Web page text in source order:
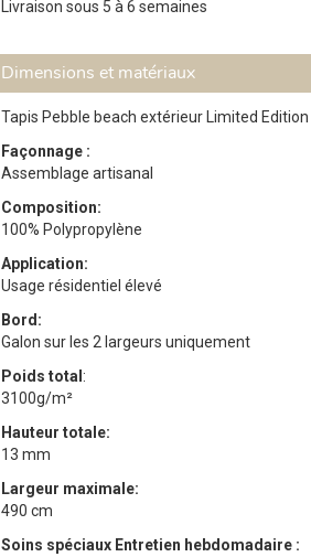
Livraison sous 5 à 6 semaines
Dimensions et matériaux
Tapis Pebble beach extérieur Limited Edition
Façonnage :
Assemblage artisanal
Composition:
100% Polypropylène
Application:
Usage résidentiel élevé
Bord:
Galon sur les 2 largeurs uniquement
Poids total :
3100g/m²
Hauteur totale:
13 mm
Largeur maximale:
490 cm
Soins spéciaux Entretien hebdomadaire :